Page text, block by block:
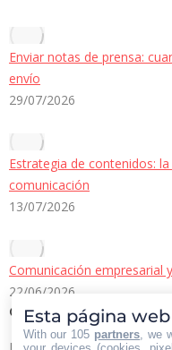
Enviar notas de prensa:
envío
29/07/2026
Estrategia de contenidos:
comunicación
13/07/2026
Comunicación empresarial
22/06/2026
Contacto Iberian Press
Principales vías de contacto:
Esta página
With our 105 partners , we
your devices (cookies,